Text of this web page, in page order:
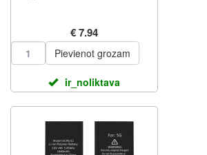
€ 7.94
Pievienot grozam
ir_noliktava